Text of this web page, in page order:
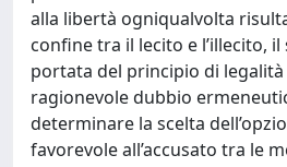
alla libertà ogniqualvolta
confine tra il lecito e l’illecito,
portata del principio di
ragionevole dubbio
determinare la scelta
favorevole all’accusato tra le